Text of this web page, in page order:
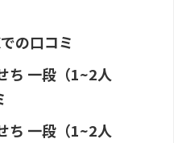
の口コミ
ち 一段（1~2人
ち 一段（1~2人